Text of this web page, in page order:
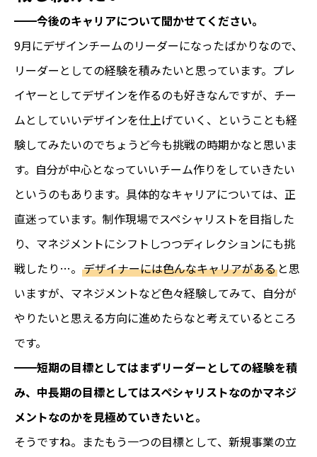
━━今後のキャリアについて聞かせてください。
9月にデザインチームのリーダーになったばかりなので、
リーダーとしての経験を積みたいと思っています。プレ
イヤーとしてデザインを作るのも好きなんですが、チー
ムとしていいデザインを仕上げていく、ということも経
験してみたいのでちょうど今も挑戦の時期かなと思いま
す。自分が中心となっていいチーム作りをしていきたい
というのもあります。具体的なキャリアについては、正
直迷っています。制作現場でスペシャリストを目指した
り、マネジメントにシフトしつつディレクションにも挑
戦したり…。 デザイナーには色んなキャリアがある と思
いますが、マネジメントなど色々経験してみて、自分が
やりたいと思える方向に進めたらなと考えているところ
です。
━━短期の目標としてはまずリーダーとしての経験を積
み、中長期の目標としてはスペシャリストなのかマネジ
メントなのかを見極めていきたいと。
そうですね。またもう一つの目標として、新規事業の立